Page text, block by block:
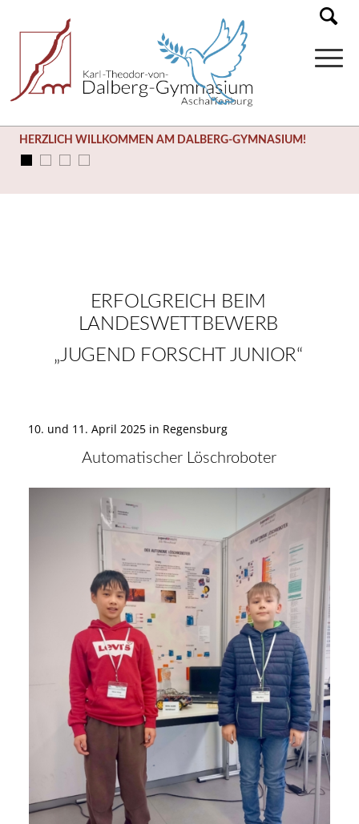
HERZLICH WILLKOMMEN AM DALBERG-GYMNASIUM!
ERFOLGREICH BEIM
LANDESWETTBEWERB
„JUGEND FORSCHT JUNIOR“
10. und 11. April 2025 in Regensburg
Automatischer Löschroboter